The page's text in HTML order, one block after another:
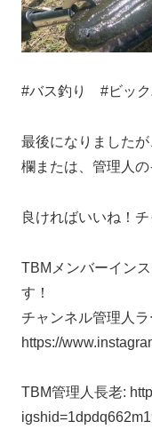
#バス釣り #ビッ
最後になりました
欄または、管理人
良ければいいね！
TBMメンバーイン
す！
チャンネル管理人ラ
https://
TBM管理人長老: